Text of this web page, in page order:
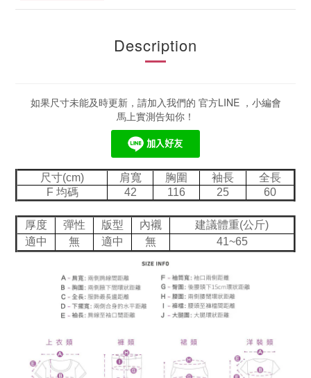
Description
如果尺寸未能及時更新，請加入我們的 官方LINE ，小編會
馬上實測告知你！
尺寸(cm) 肩寬 胸圍 袖長
全長
F 均碼
42 116 25 60
厚度 彈性 版型 內襯
建議體重(公斤)
適中
無 適中 無 41~65